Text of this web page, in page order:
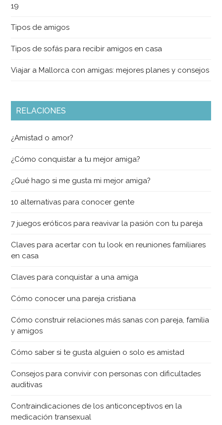
19
Tipos de amigos
Tipos de sofás para recibir amigos en casa
Viajar a Mallorca con amigas: mejores planes y consejos
RELACIONES
¿Amistad o amor?
¿Cómo conquistar a tu mejor amiga?
¿Qué hago si me gusta mi mejor amiga?
10 alternativas para conocer gente
7 juegos eróticos para reavivar la pasión con tu pareja
Claves para acertar con tu look en reuniones familiares
en casa
Claves para conquistar a una amiga
Cómo conocer una pareja cristiana
Cómo construir relaciones más sanas con pareja, familia
y amigos
Cómo saber si te gusta alguien o solo es amistad
Consejos para convivir con personas con dificultades
auditivas
Contraindicaciones de los anticonceptivos en la
medicación transexual